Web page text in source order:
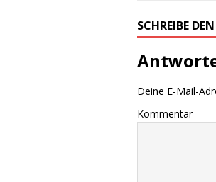
SCHREIBE
Deine E-Mail-
Kommentar